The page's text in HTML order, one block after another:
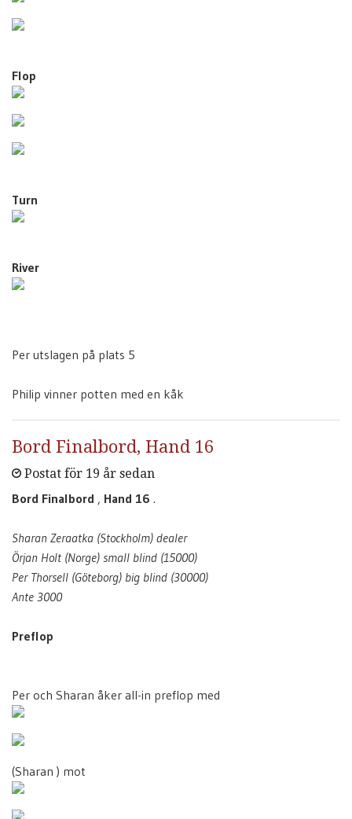
Flop
Turn
River
Per utslagen på plats 5
Philip vinner potten med en kåk
Bord Finalbord, Hand 16
Postat för 19 år sedan
Bord Finalbord , Hand 16 .
Sharan Zeraatka (Stockholm) dealer
Örjan Holt (Norge) small blind (15000)
Per Thorsell (Göteborg) big blind (30000)
Ante 3000
Preflop
Per och Sharan åker all-in preflop med
(Sharan ) mot